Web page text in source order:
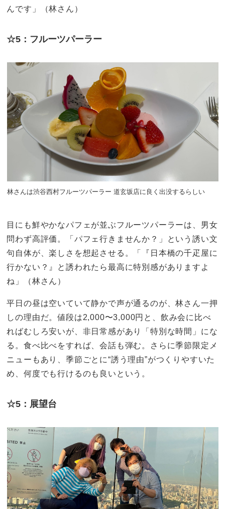
んです」（林さん）
☆5：フルーツパーラー
林さんは渋谷西村フルーツパーラー 道玄坂店に良く出没するらしい
目にも鮮やかなパフェが並ぶフルーツパーラーは、男女
問わず高評価。「パフェ行きませんか？」という誘い文
句自体が、楽しさを想起させる。「『日本橋の千疋屋に
行かない？』と誘われたら最高に特別感がありますよ
ね」（林さん）
平日の昼は空いていて静かで声が通るのが、林さん一押
しの理由だ。値段は2,000〜3,000円と、飲み会に比べ
ればむしろ安いが、非日常感があり「特別な時間」にな
る。食べ比べをすれば、会話も弾む。さらに季節限定メ
ニューもあり、季節ごとに“誘う理由”がつくりやすいた
め、何度でも行けるのも良いという。
☆5：展望台